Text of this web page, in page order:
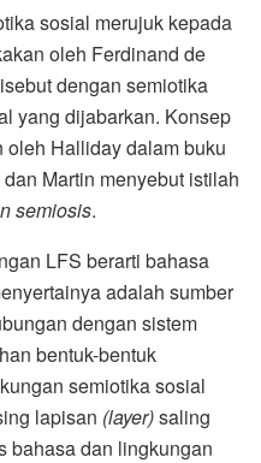
sosial merujuk kepada
oleh Ferdinand de
dengan semiotika
yang dijabarkan. Konsep
Halliday dalam buku
dan Martin menyebut istilah
semiosis.
LFS berarti bahasa
adalah sumber
dengan sistem
bentuk-bentuk
semiotika sosial
lapisan (layer)saling
bahasa dan lingkungan